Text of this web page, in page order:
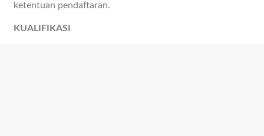
ketentuan pendaftaran.
KUALIFIKASI